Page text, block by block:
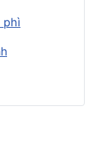
phì